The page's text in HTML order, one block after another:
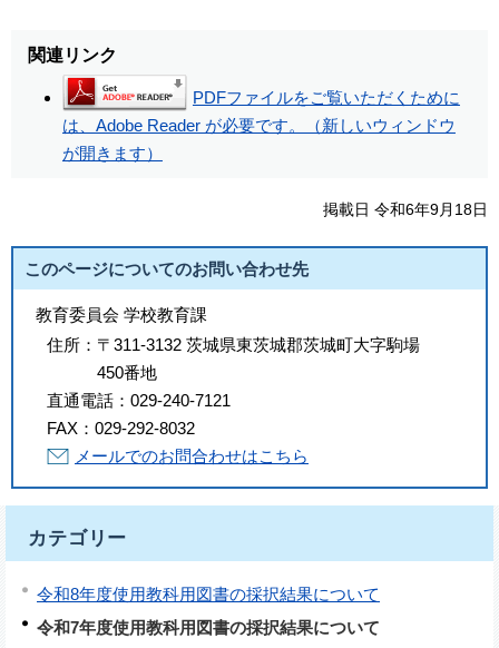
関連リンク
PDFファイルをご覧いただくために
は、Adobe Reader が必要です。（新しいウィンドウ
が開きます）
掲載日 令和6年9月18日
このページについてのお問い合わせ先
教育委員会 学校教育課
住所： 〒311-3132 茨城県東茨城郡茨城町大字駒場
450番地
直通電話： 029-240-7121
FAX： 029-292-8032
メールでのお問合わせはこちら
カテゴリー
令和8年度使用教科用図書の採択結果について
令和7年度使用教科用図書の採択結果について